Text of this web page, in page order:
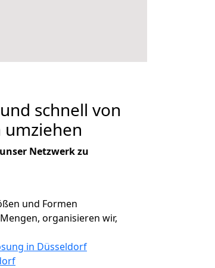
schnell von
umziehen
Netzwerk zu
und Formen
organisieren wir,
in Düsseldorf